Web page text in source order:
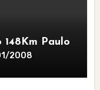
148Km Paulo
2008